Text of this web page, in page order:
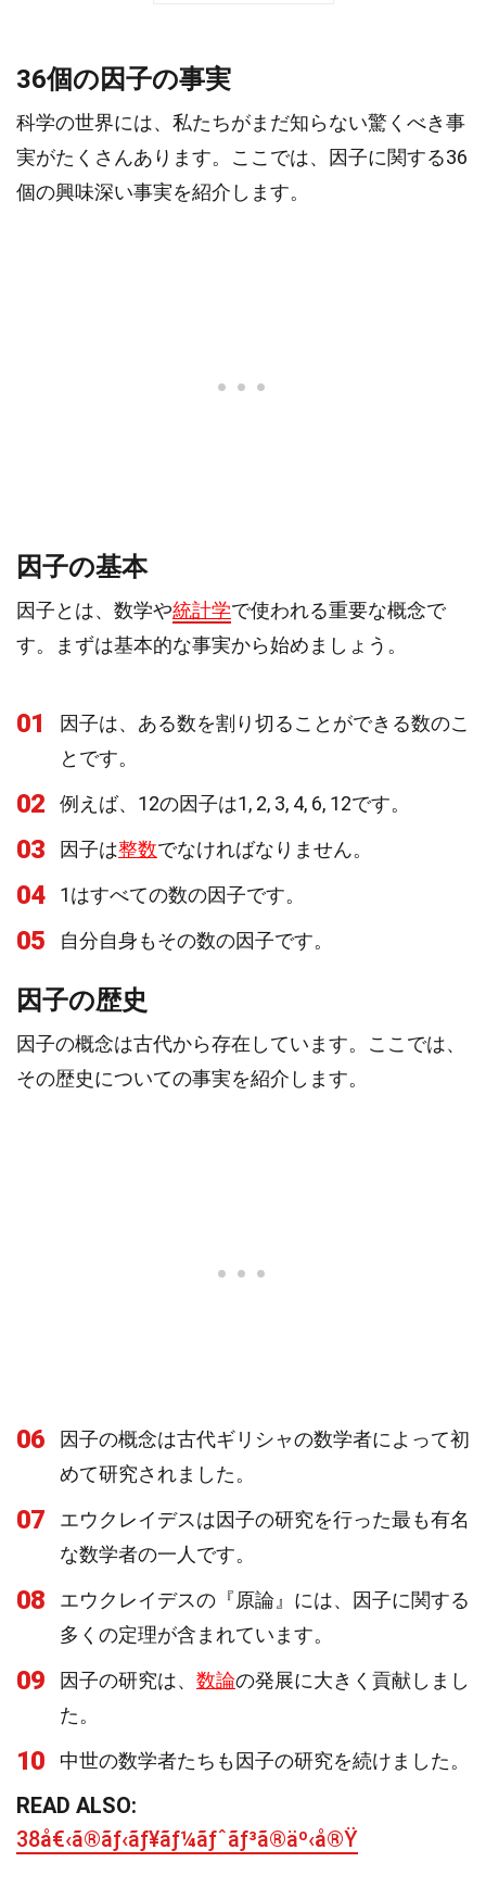
36個の因子の事実
科学の世界には、私たちがまだ知らない驚くべき事
実がたくさんあります。ここでは、因子に関する36
個の興味深い事実を紹介します。
因子の基本
因子とは、数学や統計学で使われる重要な概念で
す。まずは基本的な事実から始めましょう。
01
因子は、ある数を割り切ることができる数のこ
とです。
02 例えば、12の因子は1, 2, 3, 4, 6, 12です。
03 因子は整数でなければなりません。
04 1はすべての数の因子です。
05 自分自身もその数の因子です。
因子の歴史
因子の概念は古代から存在しています。ここでは、
その歴史についての事実を紹介します。
06
因子の概念は古代ギリシャの数学者によって初
めて研究されました。
07
エウクレイデスは因子の研究を行った最も有名
な数学者の一人です。
08
エウクレイデスの『原論』には、因子に関する
多くの定理が含まれています。
09 因子の研究は、 数論の発展に大きく貢献しまし
た。
10 中世の数学者たちも因子の研究を続けました。
READ ALSO:
38å€‹ã®ãƒ‹ãƒ¥ãƒ¼ãƒˆãƒ³ã®äº‹å®Ÿ